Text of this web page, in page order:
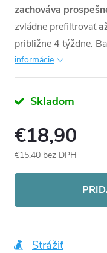
zachováva
zvládne prefiltrovať
približne 4 týždne.
informácie
Skladom
€18,90
€15,40 bez DPH
Strážiť